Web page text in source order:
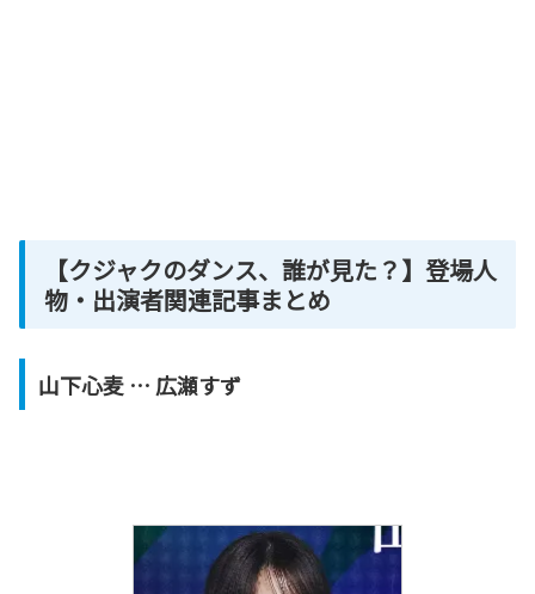
【クジャクのダンス、誰が見た？】登場人
物・出演者関連記事まとめ
山下心麦 … 広瀬すず